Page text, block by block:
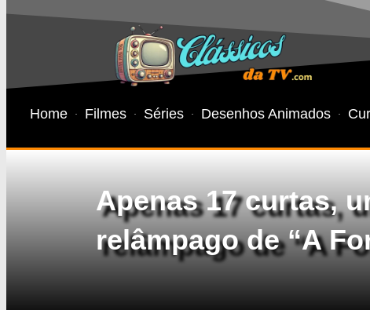
Home Filmes Séries Desenhos Animados
Apenas 17 curtas,
relâmpago de “A